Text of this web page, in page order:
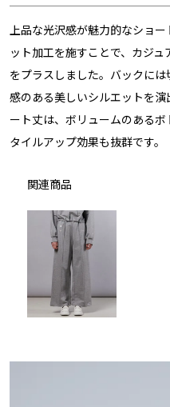
上品な光沢感が魅力的なショ
ット加工を施すことで、カジ
をプラスしました。バックに
感のある美しいシルエットを
ート丈は、ボリュームのある
タイルアップ効果も抜群です。
関連商品